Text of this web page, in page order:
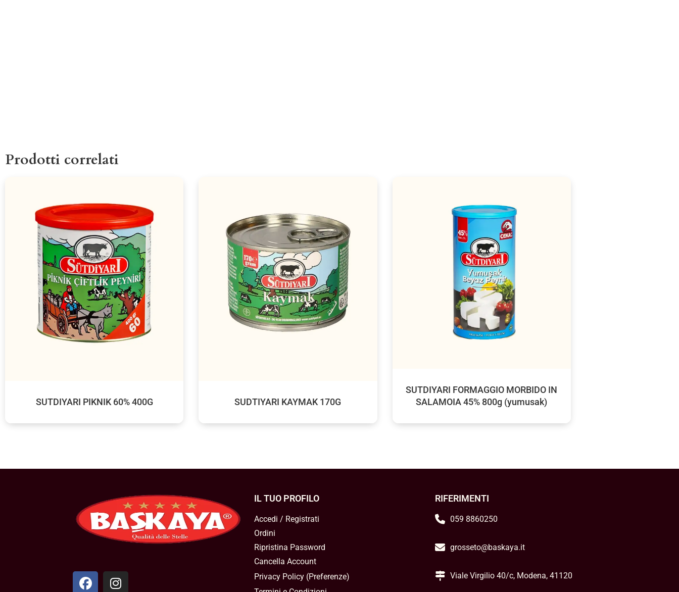
Prodotti correlati
SUTDIYARI PIKNIK 60% 400G SUDTIYARI KAYMAK 170G
SUTDIYARI FORMAGGIO MORBIDO IN
SALAMOIA 45% 800g (yumusak)
IL TUO PROFILO
Accedi / Registrati
Ordini
Ripristina Password
Cancella Account
Privacy Policy(Preferenze)
RIFERIMENTI
059 8860250
grosseto@baskaya.it
Viale Virgilio 40/c, Modena, 41120